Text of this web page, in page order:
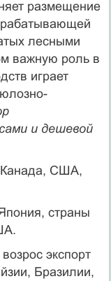
размещение
лесными
важную роль в
играет
и дешевой
Канада, США,
страны
экспорт
Бразилии,